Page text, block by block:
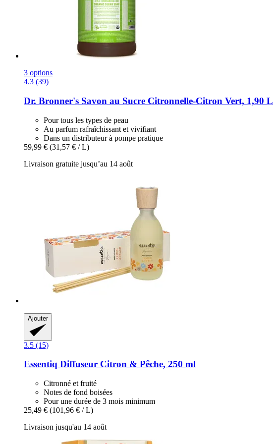
3 options
4.3 (39)
Dr. Bronner's Savon au Sucre Citronnelle-​Citron Vert, 1,90 L
Pour tous les types de peau
Au parfum rafraîchissant et vivifiant
Dans un distributeur à pompe pratique
59,99 € (31,57 € / L)
Livraison gratuite jusqu’au 14 août
Ajouter
3.5 (15)
Essentiq Diffuseur Citron & Pêche, 250 ml
Citronné et fruité
Notes de fond boisées
Pour une durée de 3 mois minimum
25,49 € (101,96 € / L)
Livraison jusqu'au 14 août